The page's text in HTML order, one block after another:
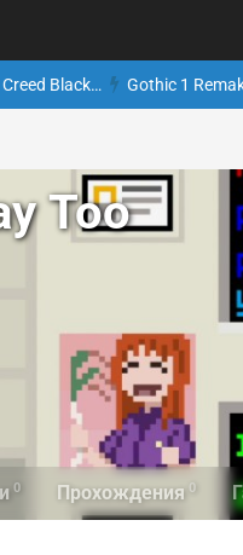
Black… Gothic 1
Too
0 Прохождения 0